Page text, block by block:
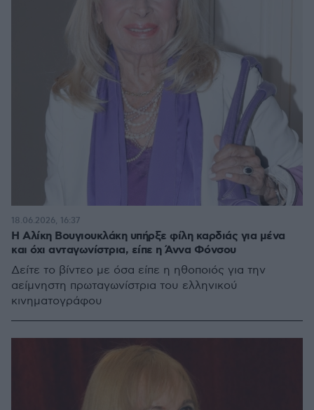
Η Αλίκη Βουγιουκλάκη υπήρξε φίλη καρδιάς για μένα
και όχι ανταγωνίστρια, είπε η Άννα Φόνσου
Δείτε το βίντεο με όσα είπε η ηθοποιός για την
αείμνηστη πρωταγωνίστρια του ελληνικού
κινηματογράφου
18.06.2026, 16:37